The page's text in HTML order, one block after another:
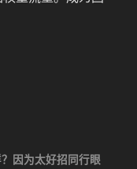
因为太好招同行眼